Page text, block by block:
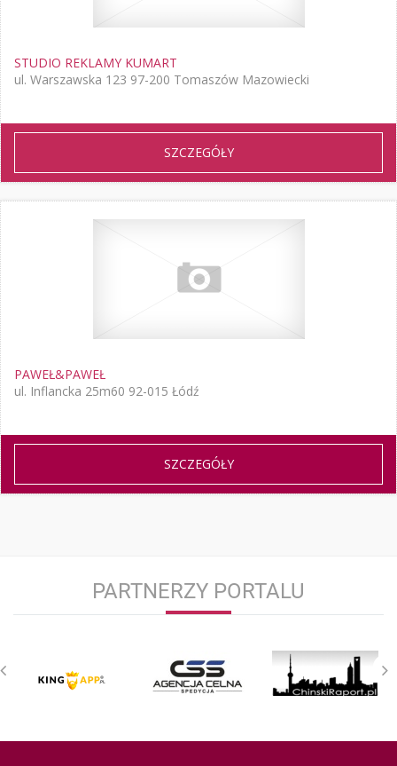
STUDIO REKLAMY KUMART
ul. Warszawska 123 97-200 Tomaszów Mazowiecki
SZCZEGÓŁY
PAWEŁ&PAWEŁ
ul. Inflancka 25m60 92-015 Łódź
SZCZEGÓŁY
PARTNERZY PORTALU